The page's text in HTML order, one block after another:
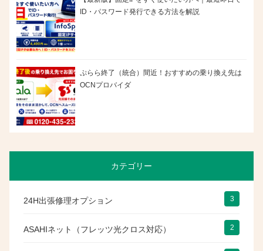
ID・パスワード発行できる方法を解説
ぷらら終了（統合）間近！おすすめの乗り換え先は
OCNプロバイダ
カテゴリー
24H出張修理オプション 3
ASAHIネット（フレッツ光クロス対応） 2